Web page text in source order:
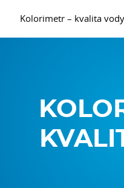
Kolorimetr – kvalita vody